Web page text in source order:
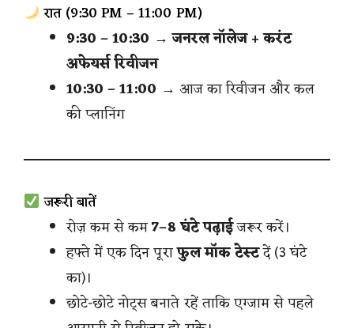
रात (9:30 PM – 11:00 PM)
9:30 – 10:30 →जनरल नॉलेज + करंट
अफेयर्स रिवीजन
10:30 – 11:00 → आज का रिवीजन और कल
की प्लानिंग
जरूरी बातें
रोज़ कम से कम7–8 घंटे पढ़ाईजरूर करें।
हफ्ते में एक दिन पूराफुल मॉक टेस्टदें (3 घंटे
का)।
छोटे-छोटे नोट्स बनाते रहें ताकि एग्जाम से पहले